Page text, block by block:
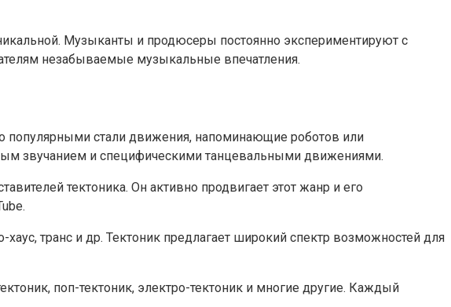
Музыканты и продюсеры постоянно экспериментируют с
незабываемые музыкальные впечатления.
популярными стали движения, напоминающие роботов или
звучанием и специфическими танцевальными движениями.
тектоника. Он активно продвигает этот жанр и его
транс и др. Тектоник предлагает широкий спектр возможностей для
поп-тектоник, электро-тектоник и многие другие. Каждый